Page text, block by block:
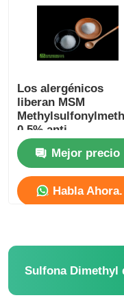
Los alergénicos
liberan MSM
0,5% anti
apelmazando no la
irradiaciónMejor precio
Habla Ahora.
Sulfona Dimethyl